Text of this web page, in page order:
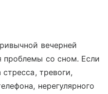
вечерней
проблемы со сном. Если
тревоги,
нерегулярного